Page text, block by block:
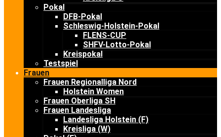
Pokal
DFB-Pokal
Schleswig-Holstein-Pokal
FLENS-CUP
SHFV-Lotto-Pokal
Kreispokal
Testspiel
Frauen
Frauen Regionalliga Nord
Holstein Women
Frauen Oberliga SH
Frauen Landesliga
Landesliga Holstein (F)
Kreisliga (W)